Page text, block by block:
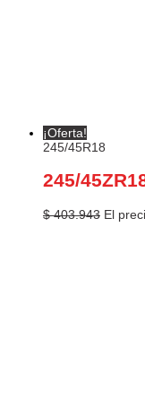
¡Oferta!
245/45R18
245/
$403.943 El